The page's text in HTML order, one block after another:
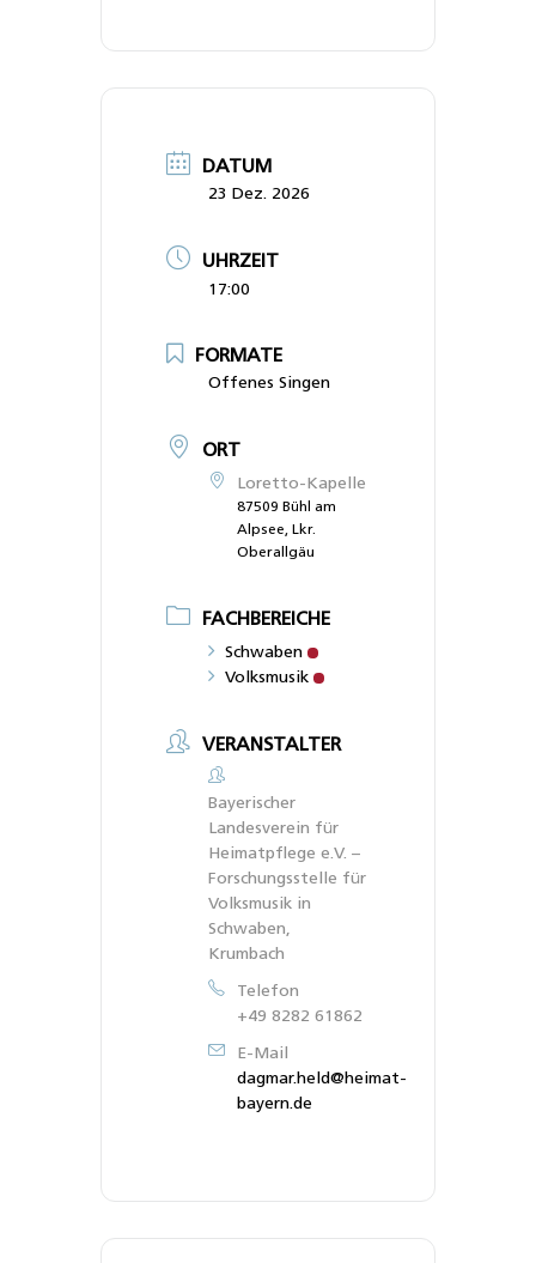
DATUM
23 Dez. 2026
UHRZEIT
17:00
FORMATE
Offenes Singen
ORT
Loretto-Kapelle
87509 Bühl am
Alpsee, Lkr.
Oberallgäu
FACHBEREICHE
Schwaben
Volksmusik
VERANSTALTER
Bayerischer
Landesverein für
Heimatpflege e.V. –
Forschungsstelle für
Volksmusik in
Schwaben,
Krumbach
Telefon
+49 8282 61862
E-Mail
dagmar.held@heimat-
bayern.de